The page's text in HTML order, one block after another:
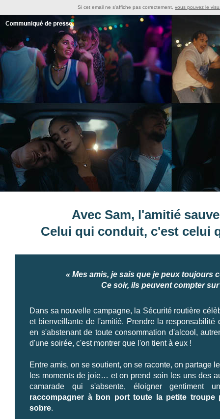
Si cet email ne s'affiche pas correctement, vous pouvez le
Avec Sam, l'amitié
Celui qui conduit, c'est celui
« Mes amis, je sais que je peux toujours
Ce soir, ils peuvent compter sur
Dans sa nouvelle campagne, la Sécurité routière
et bienveillante de l'amitié. Prendre la responsabilité
en s'abstenant de toute consommation d'alcool,
d'une soirée, c'est montrer que l'on tient à eux !
Entre amis, on se soutient, on se raconte, on partage
les moments de joie… et on prend soin les uns des
camarade qui s'absente, éloigner gentiment
raccompagner à bon port toute la petite troupe
sobre.